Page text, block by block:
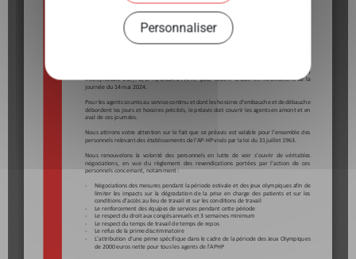
Personnaliser